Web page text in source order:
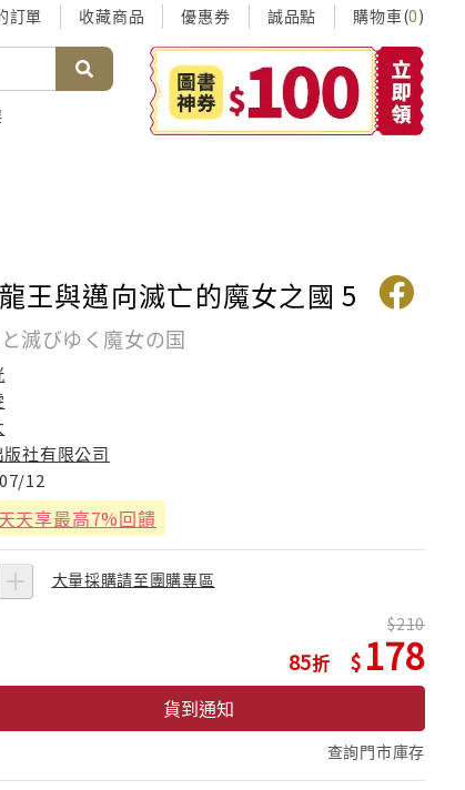
訂單 收藏商品 優惠券 誠品點 購物車(0)
王與邁向滅亡的魔女之國 5
滅びゆく魔女の国
社有限公司
12
天享最高7%回饋
大量採購請至團購專區
85
210
178
貨到通知
查詢門市庫存